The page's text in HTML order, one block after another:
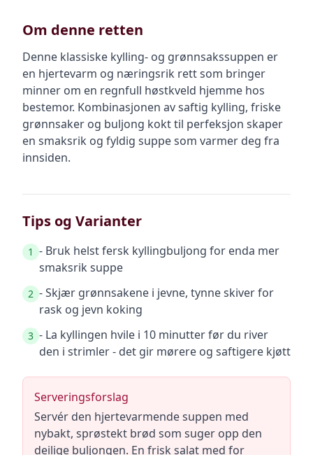
Om denne retten
Denne klassiske kylling- og grønnsakssuppen er
en hjertevarm og næringsrik rett som bringer
minner om en regnfull høstkveld hjemme hos
bestemor. Kombinasjonen av saftig kylling, friske
grønnsaker og buljong kokt til perfeksjon skaper
en smaksrik og fyldig suppe som varmer deg fra
innsiden.
Tips og Varianter
1 - Bruk helst fersk kyllingbuljong for enda mer
smaksrik suppe
2 - Skjær grønnsakene i jevne, tynne skiver for
rask og jevn koking
3 - La kyllingen hvile i 10 minutter før du river
den i strimler - det gir mørere og saftigere kjøtt
Serveringsforslag
Servér den hjertevarmende suppen med
nybakt, sprøstekt brød som suger opp den
deilige buljongen. En frisk salat med for